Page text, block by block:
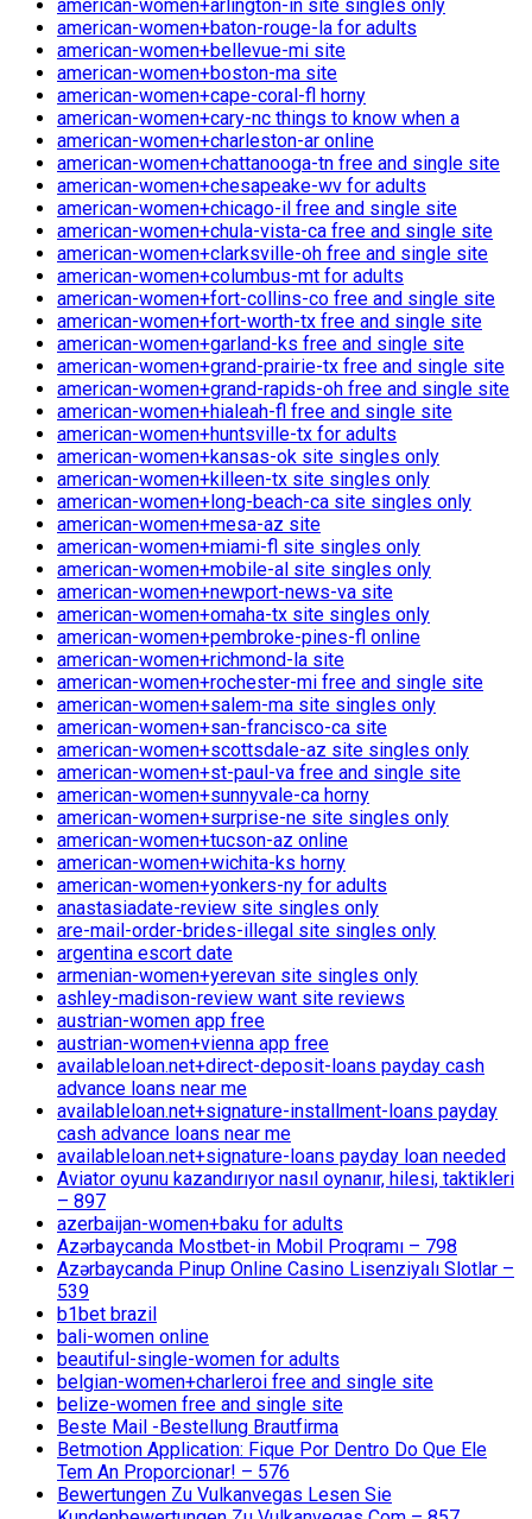
american-women+arlington-in site singles only
american-women+baton-rouge-la for adults
american-women+bellevue-mi site
american-women+boston-ma site
american-women+cape-coral-fl horny
american-women+cary-nc things to know when a
american-women+charleston-ar online
american-women+chattanooga-tn free and single site
american-women+chesapeake-wv for adults
american-women+chicago-il free and single site
american-women+chula-vista-ca free and single site
american-women+clarksville-oh free and single site
american-women+columbus-mt for adults
american-women+fort-collins-co free and single site
american-women+fort-worth-tx free and single site
american-women+garland-ks free and single site
american-women+grand-prairie-tx free and single site
american-women+grand-rapids-oh free and single site
american-women+hialeah-fl free and single site
american-women+huntsville-tx for adults
american-women+kansas-ok site singles only
american-women+killeen-tx site singles only
american-women+long-beach-ca site singles only
american-women+mesa-az site
american-women+miami-fl site singles only
american-women+mobile-al site singles only
american-women+newport-news-va site
american-women+omaha-tx site singles only
american-women+pembroke-pines-fl online
american-women+richmond-la site
american-women+rochester-mi free and single site
american-women+salem-ma site singles only
american-women+san-francisco-ca site
american-women+scottsdale-az site singles only
american-women+st-paul-va free and single site
american-women+sunnyvale-ca horny
american-women+surprise-ne site singles only
american-women+tucson-az online
american-women+wichita-ks horny
american-women+yonkers-ny for adults
anastasiadate-review site singles only
are-mail-order-brides-illegal site singles only
argentina escort date
armenian-women+yerevan site singles only
ashley-madison-review want site reviews
austrian-women app free
austrian-women+vienna app free
availableloan.net+direct-deposit-loans payday cash
advance loans near me
availableloan.net+signature-installment-loans payday
cash advance loans near me
availableloan.net+signature-loans payday loan needed
Aviator oyunu kazandırıyor nasıl oynanır, hilesi, taktikleri
– 897
azerbaijan-women+baku for adults
Azərbaycanda Mostbet-in Mobil Proqramı – 798
Azərbaycanda Pinup Online Casino Lisenziyalı Slotlar –
539
b1bet brazil
bali-women online
beautiful-single-women for adults
belgian-women+charleroi free and single site
belize-women free and single site
Beste Mail -Bestellung Brautfirma
Betmotion Application: Fique Por Dentro Do Que Ele
Tem An Proporcionar! – 576
Bewertungen Zu Vulkanvegas Lesen Sie